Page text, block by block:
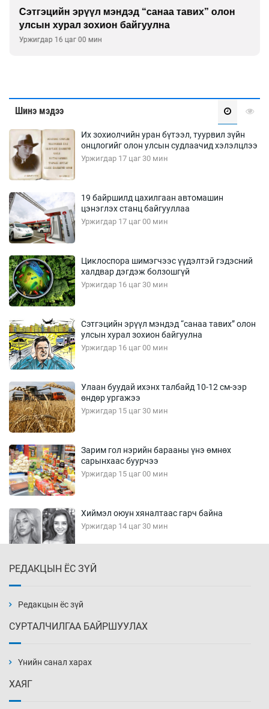
Сэтгэцийн эрүүл мэндэд “санаа тавих” олон
улсын хурал зохион байгуулна
Уржигдар 16 цаг 00 мин
Шинэ мэдээ
Их зохиолчийн уран бүтээл, туурвил зүйн
онцлогийг олон улсын судлаачид хэлэлцлээ
Уржигдар 17 цаг 30 мин
19 байршилд цахилгаан автомашин
цэнэглэх станц байгууллаа
Уржигдар 17 цаг 00 мин
Циклоспора шимэгчээс үүдэлтэй гэдэсний
халдвар дэгдэж болзошгүй
Уржигдар 16 цаг 30 мин
Сэтгэцийн эрүүл мэндэд “санаа тавих” олон
улсын хурал зохион байгуулна
Уржигдар 16 цаг 00 мин
Улаан буудай ихэнх талбайд 10-12 см-ээр
өндөр ургажээ
Уржигдар 15 цаг 30 мин
Зарим гол нэрийн барааны үнэ өмнөх
сарынхаас буурчээ
Уржигдар 15 цаг 00 мин
Хиймэл оюун хяналтаас гарч байна
Уржигдар 14 цаг 30 мин
Уржигдар 14 цаг 00 мин
нэмэгджээ
РЕДАКЦЫН ЁС ЗҮЙ
Редакцын ёс зүй
СУРТАЛЧИЛГАА БАЙРШУУЛАХ
Үнийн санал харах
ХАЯГ